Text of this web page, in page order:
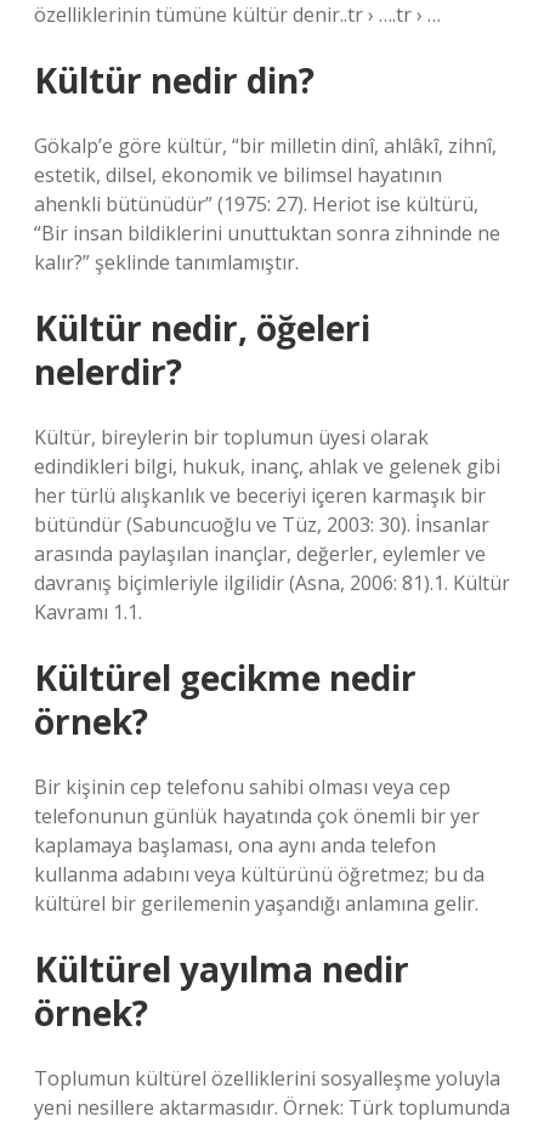
özelliklerinin tümüne kültür denir..tr › ….tr › …
Kültür nedir din?
Gökalp’e göre kültür, “bir milletin dinî, ahlâkî, zihnî,
estetik, dilsel, ekonomik ve bilimsel hayatının
ahenkli bütünüdür” (1975: 27). Heriot ise kültürü,
“Bir insan bildiklerini unuttuktan sonra zihninde ne
kalır?” şeklinde tanımlamıştır.
Kültür nedir, öğeleri
nelerdir?
Kültür, bireylerin bir toplumun üyesi olarak
edindikleri bilgi, hukuk, inanç, ahlak ve gelenek gibi
her türlü alışkanlık ve beceriyi içeren karmaşık bir
bütündür (Sabuncuoğlu ve Tüz, 2003: 30). İnsanlar
arasında paylaşılan inançlar, değerler, eylemler ve
davranış biçimleriyle ilgilidir (Asna, 2006: 81).1. Kültür
Kavramı 1.1.
Kültürel gecikme nedir
örnek?
Bir kişinin cep telefonu sahibi olması veya cep
telefonunun günlük hayatında çok önemli bir yer
kaplamaya başlaması, ona aynı anda telefon
kullanma adabını veya kültürünü öğretmez; bu da
kültürel bir gerilemenin yaşandığı anlamına gelir.
Kültürel yayılma nedir
örnek?
Toplumun kültürel özelliklerini sosyalleşme yoluyla
yeni nesillere aktarmasıdır. Örnek: Türk toplumunda